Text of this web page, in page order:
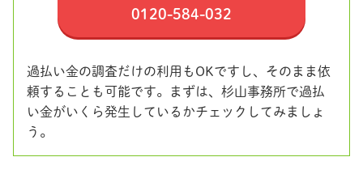
0120-584-032
過払い金の調査だけの利用もOKですし、そのまま依
頼することも可能です。まずは、杉山事務所で過払
い金がいくら発生しているかチェックしてみましょ
う。